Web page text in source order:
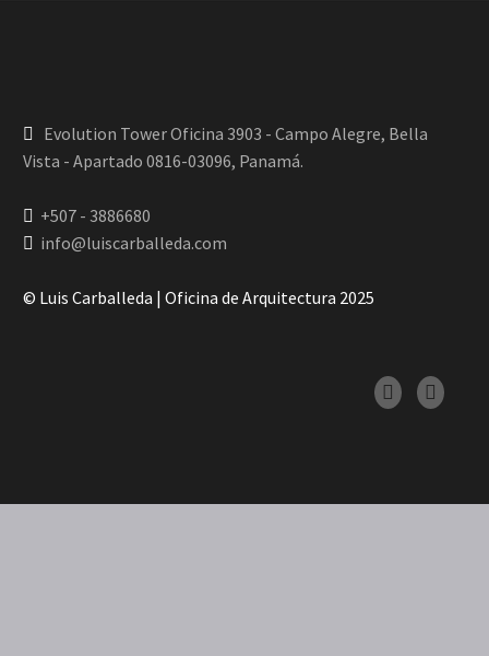
Evolution Tower Oficina 3903 - Campo Alegre, Bella
Vista - Apartado 0816-03096, Panamá.
+507 - 3886680
info@luiscarballeda.com
© Luis Carballeda | Oficina de Arquitectura 2025